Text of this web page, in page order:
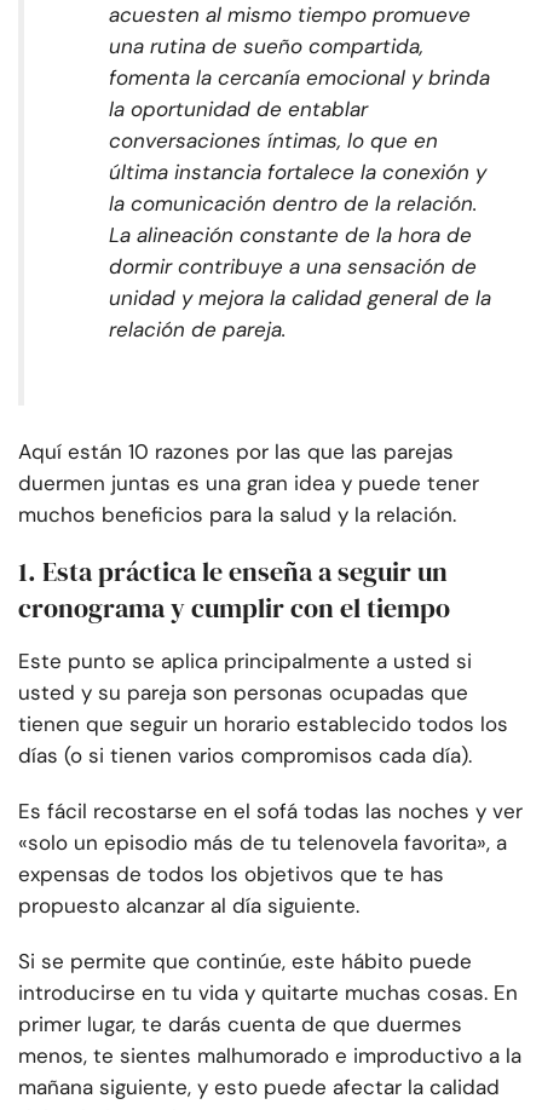
acuesten al mismo tiempo promueve
una rutina de sueño compartida,
fomenta la cercanía emocional y brinda
la oportunidad de entablar
conversaciones íntimas, lo que en
última instancia fortalece la conexión y
la comunicación dentro de la relación.
La alineación constante de la hora de
dormir contribuye a una sensación de
unidad y mejora la calidad general de la
relación de pareja.
Aquí están 10 razones por las que las parejas
duermen juntas es una gran idea y puede tener
muchos beneficios para la salud y la relación.
1. Esta práctica le enseña a seguir un
cronograma y cumplir con el tiempo
Este punto se aplica principalmente a usted si
usted y su pareja son personas ocupadas que
tienen que seguir un horario establecido todos los
días (o si tienen varios compromisos cada día).
Es fácil recostarse en el sofá todas las noches y ver
«solo un episodio más de tu telenovela favorita», a
expensas de todos los objetivos que te has
propuesto alcanzar al día siguiente.
Si se permite que continúe, este hábito puede
introducirse en tu vida y quitarte muchas cosas. En
primer lugar, te darás cuenta de que duermes
menos, te sientes malhumorado e improductivo a la
mañana siguiente, y esto puede afectar la calidad